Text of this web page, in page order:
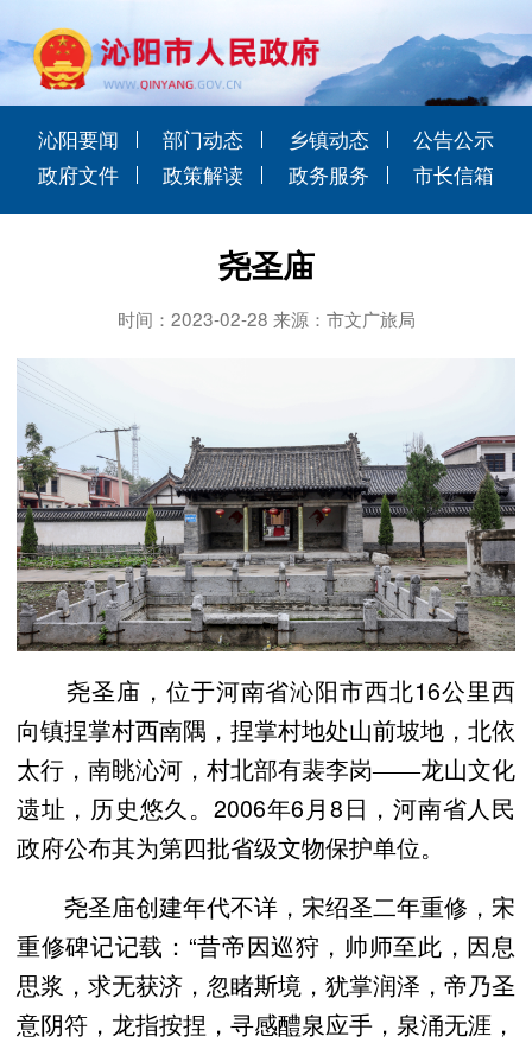
沁阳要闻 部门动态 乡镇动态
公告公示
政府文件
政策解读 政务服务 市长信箱
尧圣庙
时间：2023-02-28 来源：市文广旅局
尧圣庙，位于河南省沁阳市西北16公里西
向镇捏掌村西南隅，捏掌村地处山前坡地，北依
太行，南眺沁河，村北部有裴李岗――龙山文化
遗址，历史悠久。2006年6月8日，河南省人民
政府公布其为第四批省级文物保护单位。
尧圣庙创建年代不详，宋绍圣二年重修，宋
重修碑记记载：“昔帝因巡狩，帅师至此，因息
思浆，求无获济，忽睹斯境，犹掌润泽，帝乃圣
意阴符，龙指按捏，寻感醴泉应手，泉涌无涯，